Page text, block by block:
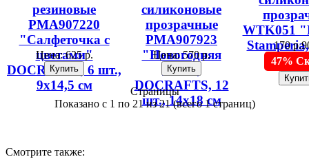
резиновые
PMA907220
"Салфеточка с
цветами"
DOCRAFTS, 6 шт.,
9х14,5 см
Цена:625 р.
силиконовые
прозрачные
PMA907923
"Новогодняя
ёлка",
DOCRAFTS, 12
шт., 14х18 см
Цена:570 р.
WTK051
170 р.
47%
Страницы
Показано с 1 по 21 из 21 (всего 1 страниц)
Смотрите также: